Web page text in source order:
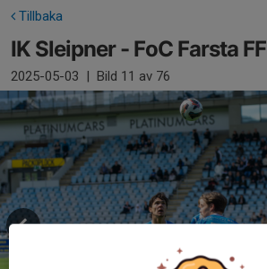
Tillbaka
IK Sleipner - FoC Farsta FF
2025-05-03 | Bild 11 av 76